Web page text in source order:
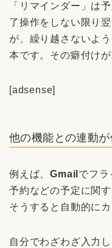
「リマインダー」は
了操作をしない限り
が、繰り越さないよ
本です。その癖付けが
[adsense]
他の機能との連動が
例えば、Gmail でフラ
予約などの予定に関
そうすると自動的に
自分でわざわざ入力